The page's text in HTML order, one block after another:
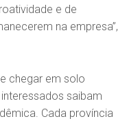
e de
na empresa”,
chegar em solo
saibam
Cada província